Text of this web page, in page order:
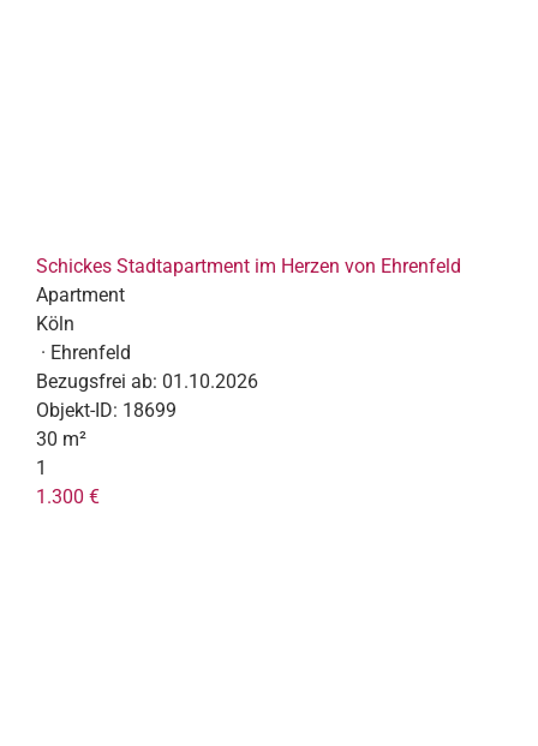
Schickes Stadtapartment im Herzen von Ehrenfeld
Apartment
Köln
· Ehrenfeld
Bezugsfrei ab: 01.10.2026
Objekt-ID: 18699
30 m²
1
1.300 €